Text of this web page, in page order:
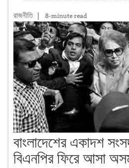
রাজনীতি|8-minute read
বাংলাদেশের একাদশ
বিএনপির ফিরে আসা